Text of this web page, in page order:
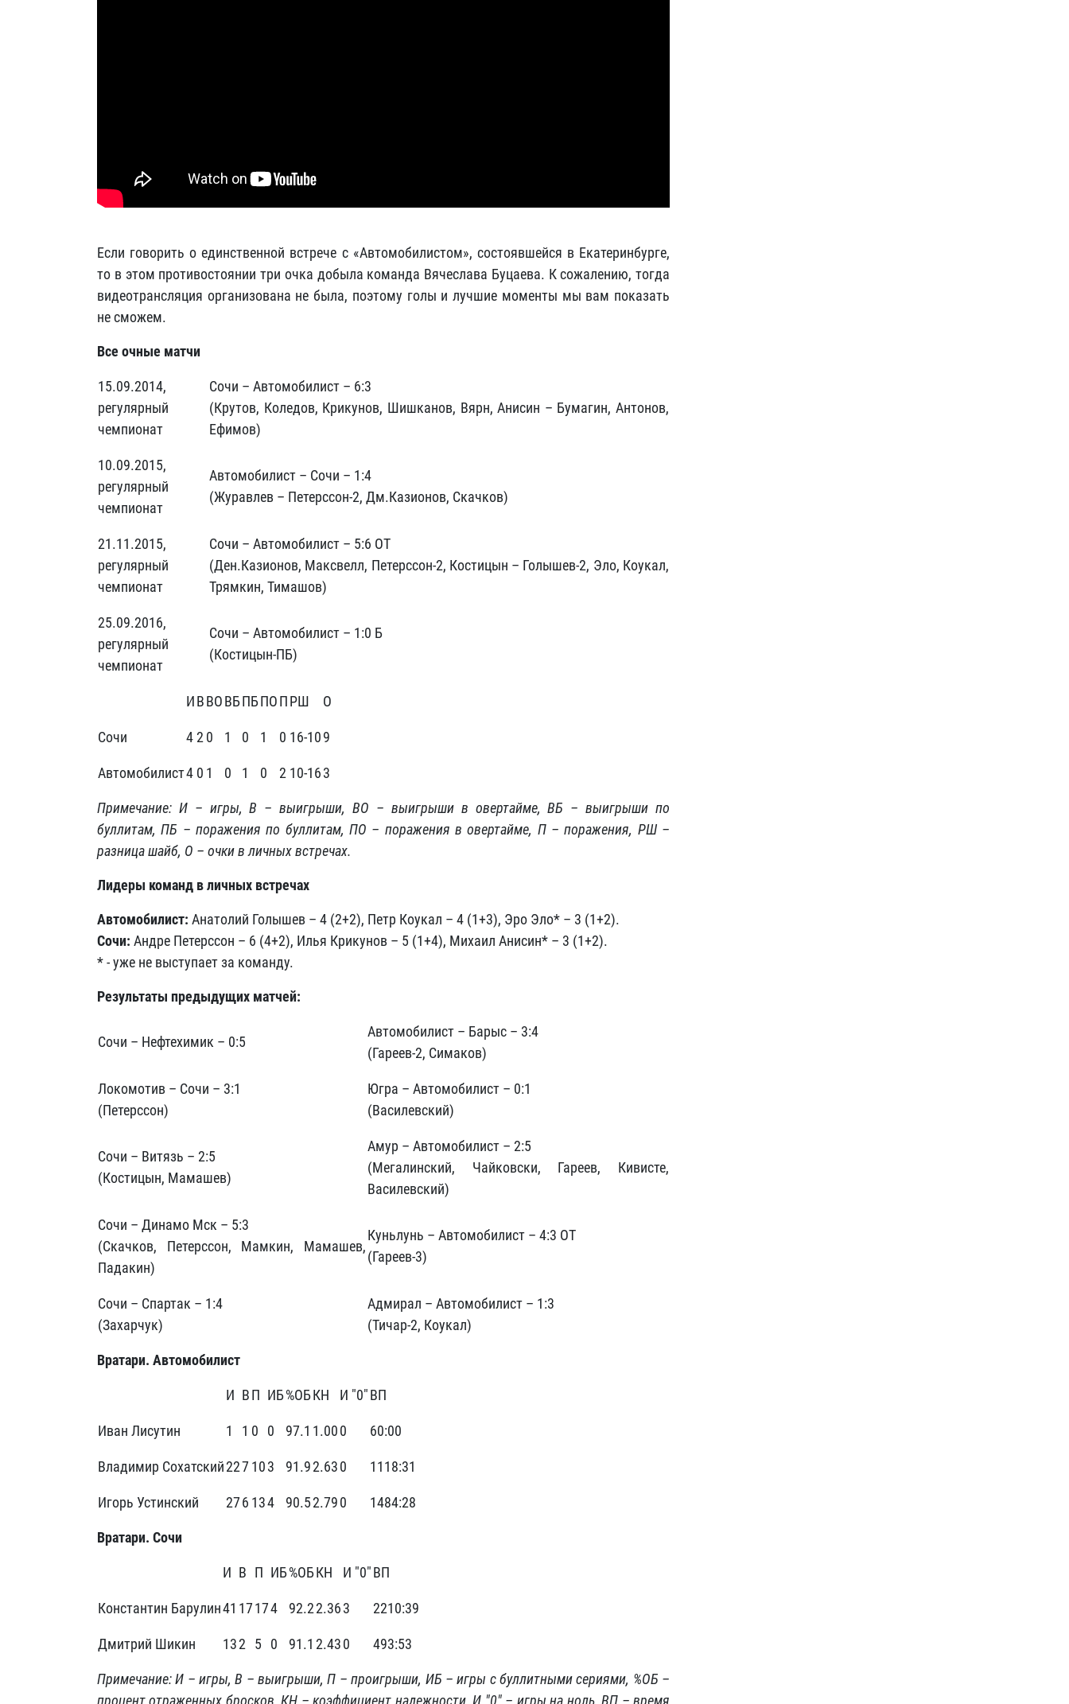
Если говорить о единственной встрече с «Автомобилистом», состоявшейся в Екатеринбурге,
то в этом противостоянии три очка добыла команда Вячеслава Буцаева. К сожалению, тогда
видеотрансляция организована не была, поэтому голы и лучшие моменты мы вам показать
не сможем.
Все очные матчи
15.09.2014,
регулярный
чемпионат
Сочи – Автомобилист – 6:3
(Крутов, Коледов, Крикунов, Шишканов, Вярн, Анисин – Бумагин, Антонов,
Ефимов)
10.09.2015,
регулярный
чемпионат
Автомобилист – Сочи – 1:4
(Журавлев – Петерссон-2, Дм.Казионов, Скачков)
21.11.2015,
регулярный
чемпионат
Сочи – Автомобилист – 5:6 ОТ
(Ден.Казионов, Максвелл, Петерссон-2, Костицын – Голышев-2, Эло, Коукал,
Трямкин, Тимашов)
25.09.2016,
регулярный
чемпионат
Сочи – Автомобилист – 1:0 Б
(Костицын-ПБ)
ИВВОВБПБПОПРШ О
Сочи 4 2 0 1 0 1 0 16-109
Автомобилист4 0 1 0 1 0 2 10-163
Примечание: И – игры, В – выигрыши, ВО – выигрыши в овертайме, ВБ – выигрыши по
буллитам, ПБ – поражения по буллитам, ПО – поражения в овертайме, П – поражения, РШ –
разница шайб, О – очки в личных встречах.
Лидеры команд в личных встречах
Автомобилист: Анатолий Голышев – 4 (2+2), Петр Коукал – 4 (1+3), Эро Эло* – 3 (1+2).
Сочи: Андре Петерссон – 6 (4+2), Илья Крикунов – 5 (1+4), Михаил Анисин* – 3 (1+2).
* - уже не выступает за команду.
Результаты предыдущих матчей:
Сочи – Нефтехимик – 0:5
Автомобилист – Барыс – 3:4
(Гареев-2, Симаков)
Локомотив – Сочи – 3:1
(Петерссон)
Югра – Автомобилист – 0:1
(Василевский)
Сочи – Витязь – 2:5
(Костицын, Мамашев)
Амур – Автомобилист – 2:5
(Мегалинский, Чайковски, Гареев, Кивисте,
Василевский)
Сочи – Динамо Мск – 5:3
(Скачков, Петерссон, Мамкин, Мамашев,
Падакин)
Куньлунь – Автомобилист – 4:3 ОТ
(Гареев-3)
Сочи – Спартак – 1:4
(Захарчук)
Адмирал – Автомобилист – 1:3
(Тичар-2, Коукал)
Вратари. Автомобилист
И ВП ИБ%ОБКН И "0"ВП
Иван Лисутин 1 1 0 0 97.1 1.000 60:00
Владимир Сохатский227 103 91.92.630 1118:31
Игорь Устинский 276 134 90.52.790 1484:28
Вратари. Сочи
И В П ИБ%ОБКН И "0"ВП
Константин Барулин41 17174 92.22.363 2210:39
Дмитрий Шикин 132 5 0 91.1 2.430 493:53
Примечание: И – игры, В – выигрыши, П – проигрыши, ИБ – игры с буллитными сериями, %ОБ –
процент отраженных бросков, КН – коэффициент надежности, И "0" – игры на ноль, ВП – время